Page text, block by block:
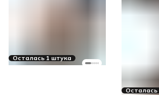
Осталась 1 штука
Осталась